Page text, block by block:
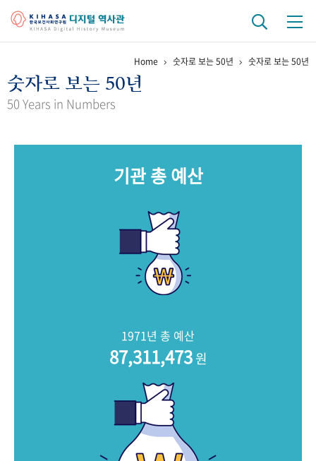
걸어온 길 기관 변천사 역대 기관장
키워드로 보는 연구 역사
문서 기록물 행정박물
Home 숫자로 보는 50년 숫자로 보는 50년
숫자로 보는 50년
50 Years in Numbers
기관 총 예산
1971년 총 예산
87,311,473원